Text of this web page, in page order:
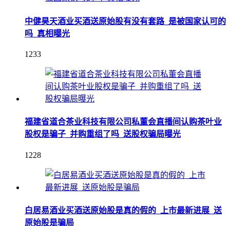
中健昊天酒业买酒送原始股有没有套路_是被国家认可的
吗_真相曝光
1233
福建省道合茶业科技有限公司私董会直播间认购茶叶业
股权是骗子_并购重组了吗_送股权骗局曝光
1228
白居易酒业买酒送原始股是真的假的_上市最新进展_送
原始股是骗局